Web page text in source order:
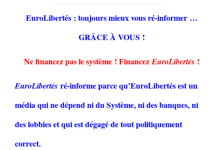
EuroLibertés : toujours mieux vous ré-informer …
GRÂCE À VOUS !
Ne financez pas le système ! FinancezEuroLibertés !
EuroLibertés ré-informe parce qu’EuroLibertés est un
média qui ne dépend ni du Système, ni des banques, ni
des lobbies et qui est dégagé de tout politiquement
correct.